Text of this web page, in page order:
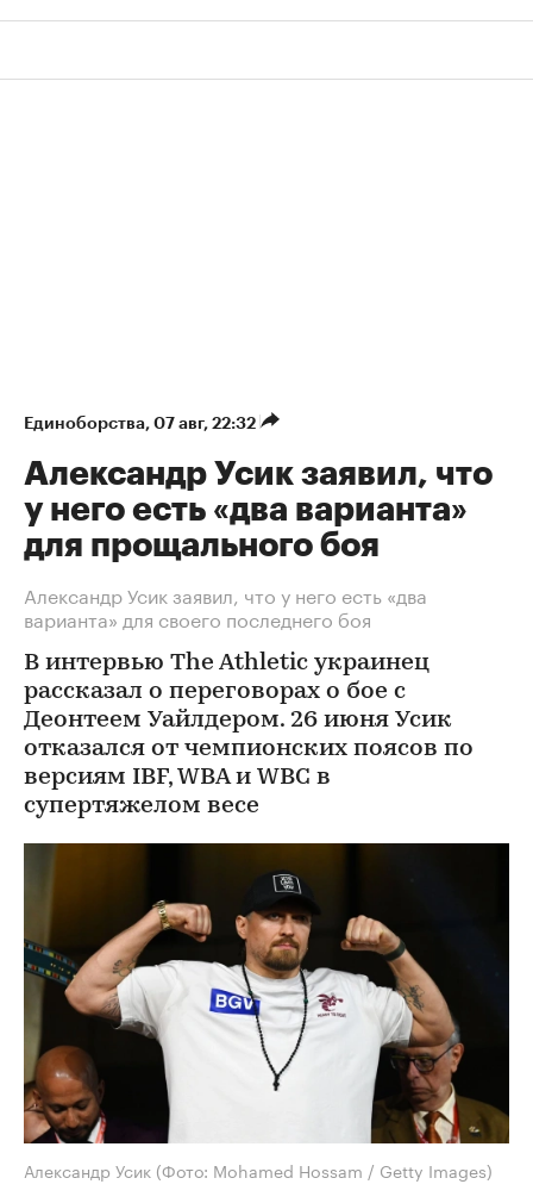
Единоборства⁠, 07 авг, 22:32
Александр Усик заявил, что
у него есть «два варианта»
для прощального боя
Александр Усик заявил, что у него есть «два
варианта» для своего последнего боя
В интервью The Athletic украинец
рассказал о переговорах о бое с
Деонтеем Уайлдером. 26 июня Усик
отказался от чемпионских поясов по
версиям IBF, WBA и WBC в
супертяжелом весе
Александр Усик (Фото: Mohamed Hossam / Getty Images)